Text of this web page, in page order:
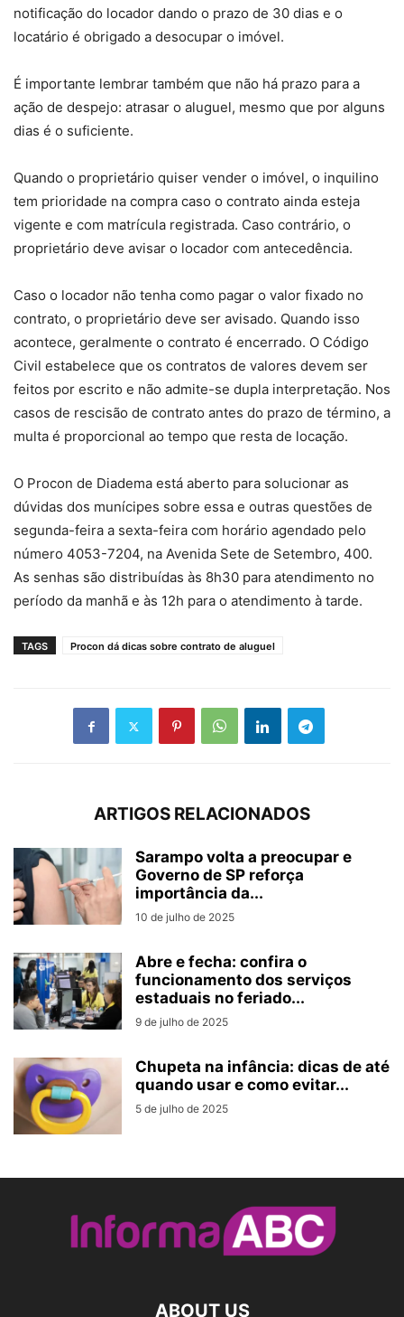
notificação do locador dando o prazo de 30 dias e o
locatário é obrigado a desocupar o imóvel.
É importante lembrar também que não há prazo para a
ação de despejo: atrasar o aluguel, mesmo que por alguns
dias é o suficiente.
Quando o proprietário quiser vender o imóvel, o inquilino
tem prioridade na compra caso o contrato ainda esteja
vigente e com matrícula registrada. Caso contrário, o
proprietário deve avisar o locador com antecedência.
Caso o locador não tenha como pagar o valor fixado no
contrato, o proprietário deve ser avisado. Quando isso
acontece, geralmente o contrato é encerrado. O Código
Civil estabelece que os contratos de valores devem ser
feitos por escrito e não admite-se dupla interpretação. Nos
casos de rescisão de contrato antes do prazo de término, a
multa é proporcional ao tempo que resta de locação.
O Procon de Diadema está aberto para solucionar as
dúvidas dos munícipes sobre essa e outras questões de
segunda-feira a sexta-feira com horário agendado pelo
número 4053-7204, na Avenida Sete de Setembro, 400.
As senhas são distribuídas às 8h30 para atendimento no
período da manhã e às 12h para o atendimento à tarde.
TAGS Procon dá dicas sobre contrato de aluguel
ARTIGOS RELACIONADOS
Sarampo volta a preocupar e
Governo de SP reforça
importância da...
10 de julho de 2025
Abre e fecha: confira o
funcionamento dos serviços
estaduais no feriado...
9 de julho de 2025
Chupeta na infância: dicas de até
quando usar e como evitar...
5 de julho de 2025
ABOUT US